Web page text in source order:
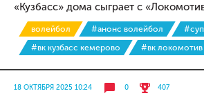
«Кузбасс» дома сыграет с
волейбол #анонс волейбол
#вк кузбасс кемерово
#вк
18 ОКТЯБРЯ 2025 10:24 0 407